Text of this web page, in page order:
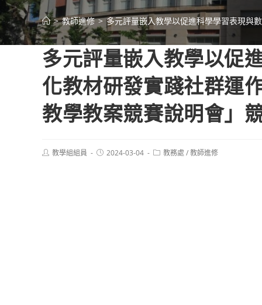
> 教師進修 > 多元評量嵌入教學以促進科學學習表現與
多元評量嵌入教學以促
化教材研發實踐社群運
教學教案競賽說明會」
Post教學組組員
Post2024-03-04
Post教務處 /教師進修